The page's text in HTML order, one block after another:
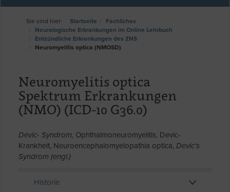
Startseite
Fachliches
Neurologische Erkrankungen im Online Lehrbuch
Entzündliche Erkrankungen des ZNS
Neuromyelitis optica (NMOSD)
Neuromyelitis optica
Spektrum Erkrankungen
(NMO) (ICD-10 G36.0)
Devic- Syndrom, Ophthalmoneuromyelitis, Devic-
Krankheit, Neuroencephalomyelopathia optica, Devic's
Syndrom (engl.)
Historie